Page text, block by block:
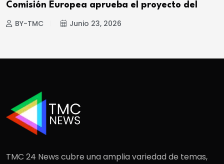
Comisión Europea aprueba el proyecto del
BY-TMC Junio 23, 2026
TMC 24 News cubre una amplia variedad de temas,